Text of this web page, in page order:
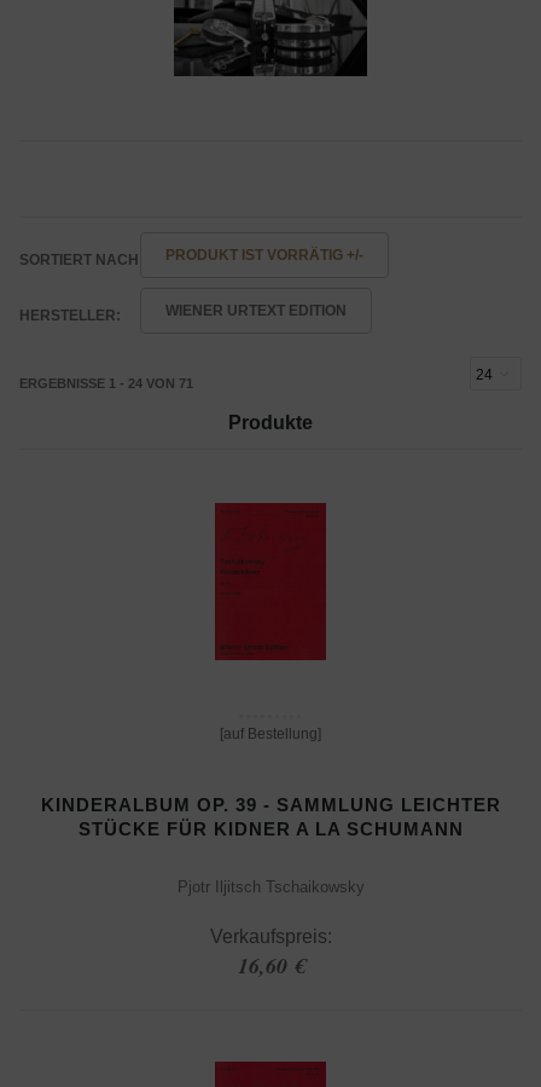
SORTIERT NACH PRODUKT IST VORRÄTIG +/-
HERSTELLER: WIENER URTEXT EDITION
ERGEBNISSE 1 - 24 VON 71
Produkte
[auf Bestellung]
KINDERALBUM OP. 39 - SAMMLUNG LEICHTER
STÜCKE FÜR KIDNER A LA SCHUMANN
Pjotr Iljitsch Tschaikowsky
Verkaufspreis:
16,60 €